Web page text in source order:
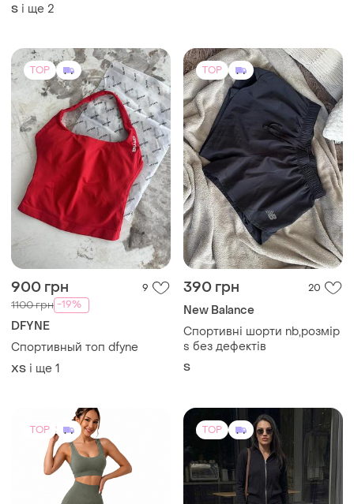
S і ще 2
TOP
900 грн 9
1100 грн -19%
DFYNE
Спортивный топ dfyne
ХS і ще 1
TOP
390 грн 20
New Balance
Спортивні шорти nb,розмір
s без дефектів
S
TOP TOP